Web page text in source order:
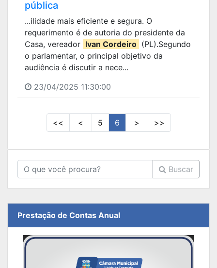
pública
...ilidade mais eficiente e segura. O
requerimento é de autoria do presidente da
Casa, vereador Ivan Cordeiro (PL).Segundo
o parlamentar, o principal objetivo da
audiência é discutir a nece...
23/04/2025 11:30:00
<< < 5 6 > >>
Buscar
Prestação de Contas Anual